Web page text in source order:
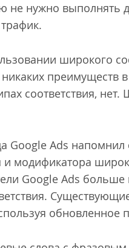
не нужно выполнять
широкого
никаких
соответствия,
Google Ads
модификатора
Google Ads
обновленное